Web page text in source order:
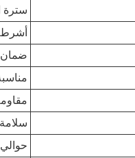
سترة
ضمان
مناسبة لسن
حوالي 1.5 باوند